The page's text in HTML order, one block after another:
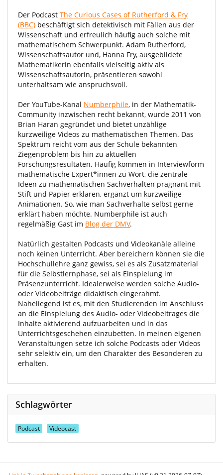
Der Podcast The Curious Cases of Rutherford & Fry
(BBC) beschäftigt sich detektivisch mit Fällen aus der
Wissenschaft und erfreulich häufig auch solche mit
mathematischem Schwerpunkt. Adam Rutherford,
Wissenschaftsautor und, Hanna Fry, ausgebildete
Mathematikerin ebenfalls vielseitig aktiv als
Wissenschaftsautorin, präsentieren sowohl
unterhaltsam wie anspruchsvoll.
Der YouTube-Kanal Numberphile, in der Mathematik-
Community inzwischen recht bekannt, wurde 2011 von
Brian Haran gegründet und bietet unzählige
kurzweilige Videos zu mathematischen Themen. Das
Spektrum reicht vom aus der Schule bekannten
Ziegenproblem bis hin zu aktuellen
Forschungsresultaten. Häufig kommen in Interviewform
mathematische Expert*innen zu Wort, die zentrale
Ideen zu mathematischen Sachverhalten prägnant mit
Stift und Papier erklären, ergänzt um kurzweilige
Animationen. So, wie man Sachverhalte selbst gerne
erklärt haben möchte. Numberphile ist auch
regelmäßig Gast im Blog der DMV.
Natürlich gestalten Podcasts und Videokanäle alleine
noch keinen Unterricht. Aber bereichern können sie die
Hochschullehre ganz gewiss, sei es als Zusatzmaterial
für die Selbstlernphase, sei als Einspielung im
Präsenzunterricht. Idealerweise werden solche Audio-
oder Videobeiträge didaktisch eingerahmt.
Naheliegend ist es, mit den Studierenden im Anschluss
an die Einspielung des Audio- oder Videobeitrages die
Inhalte aktivierend aufzuarbeiten und in das
Unterrichtsgeschehen einzubetten. In meinen eigenen
Veranstaltungen setze ich solche Podcasts oder Videos
sehr selektiv ein, um den Charakter des Besonderen zu
erhalten.
Schlagwörter
Podcast Videocast